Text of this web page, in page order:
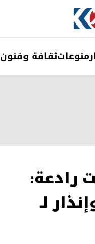
منوعاتثقافة وفنون
رادعة:
لـ